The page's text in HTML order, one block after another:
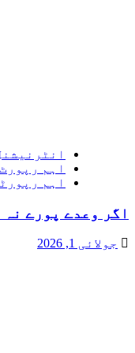
اہم رپورٹ
اہم
اگر وعدے پورے
جولائی 1, 2026